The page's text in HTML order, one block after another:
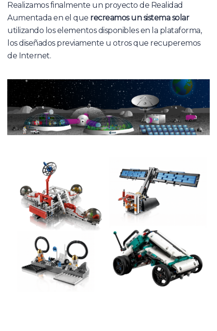
Realizamos finalmente un proyecto de Realidad
Aumentada en el que recreamos un sistema solar
utilizando los elementos disponibles en la plataforma,
los diseñados previamente u otros que recuperemos
de Internet.